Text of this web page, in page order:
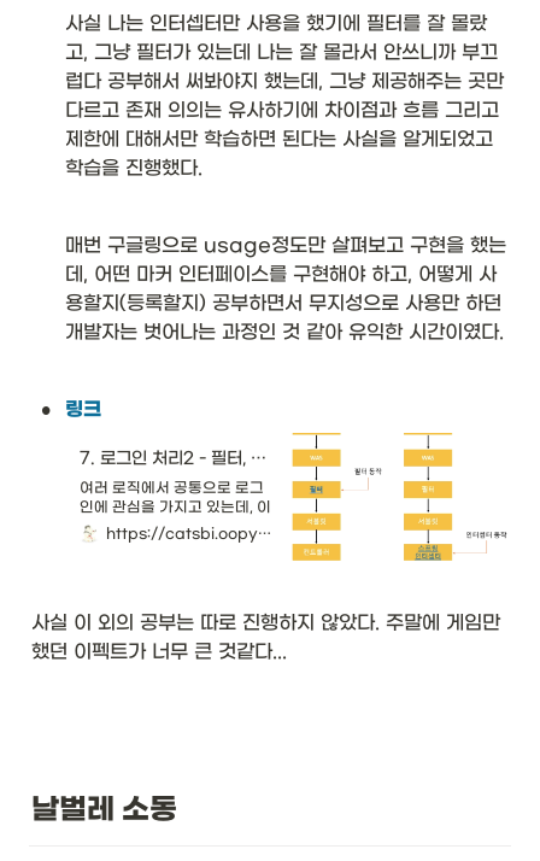
as
e}
\\
\
hl
in
e
t{
Bi
n
ar
y
ra
<
T
>
ex
t{
T
t1
,
사실 나는 인터셉터만 사용을 했기에 필터를 잘 몰랐
고, 그냥 필터가 있는데 나는 잘 몰라서 안쓰니까 부끄
럽다 공부해서 써봐야지 했는데, 그냥 제공해주는 곳만
다르고 존재 의의는 유사하기에 차이점과 흐름 그리고
제한에 대해서만 학습하면 된다는 사실을 알게되었고
학습을 진행했다.
매번 구글링으로 usage정도만 살펴보고 구현을 했는
데, 어떤 마커 인터페이스를 구현해야 하고, 어떻게 사
용할지(등록할지) 공부하면서 무지성으로 사용만 하던
개발자는 벗어나는 과정인 것 같아 유익한 시간이였다.
• 링크
7. 로그인 처리2 - 필터, 인터셉터
여러 로직에서 공통으로 로그
인에 관심을 가지고 있는데, 이
러한 공통 관심사는 스프링에
서 AOP로 처리할 수 있다. 하
처리하는게 좋다. 웹과 관련된
공통 관심사를 처리할 때는
HTTP의 헤더나 URL 정보가
https://catsbi.oopy.io/9ed2ec2b-b8f3-43f7-99fa-32f69f059171
사실 이 외의 공부는 따로 진행하지 않았다. 주말에 게임만
했던 이펙트가 너무 큰 것같다...
날벌레 소동